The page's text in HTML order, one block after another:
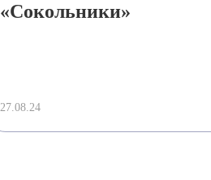
«Сокольники»
27.08.24